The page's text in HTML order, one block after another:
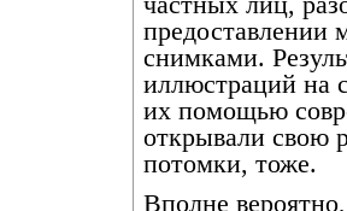
предоставлении
снимками.
иллюстраций на
их помощью
открывали свою
потомки, тоже.
Вполне